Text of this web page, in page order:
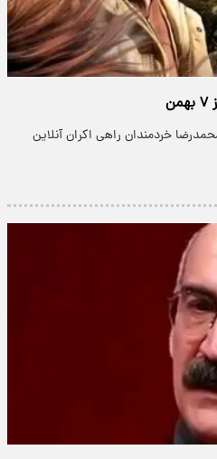
خردمندان راهی اکران آنلاین